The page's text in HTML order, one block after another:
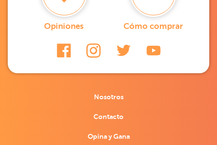
Opiniones Cómo comprar
Nosotros
Contacto
Opina y Gana